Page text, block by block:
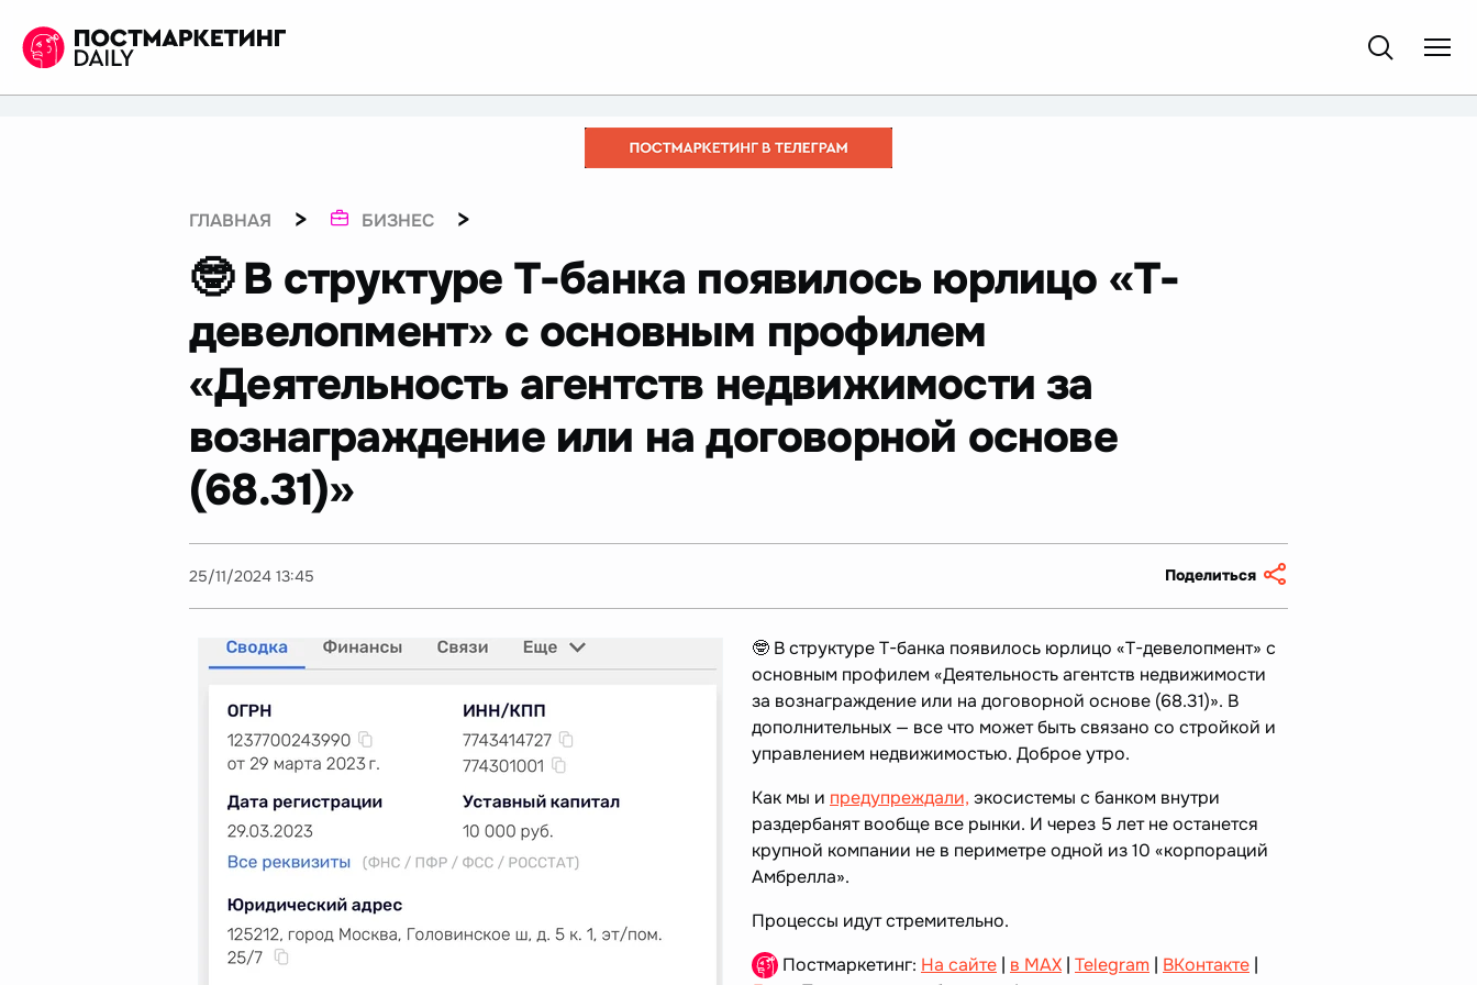
ГЛАВНАЯ > БИЗНЕС >
🤓 В структуре Т-банка появилось юрлицо «Т-
девелопмент» с основным профилем
«Деятельность агентств недвижимости за
вознаграждение или на договорной основе
(68.31)»
25/11/2024 13:45 Поделиться
🤓 В структуре Т-банка появилось юрлицо «Т-девелопмент» с
основным профилем «Деятельность агентств недвижимости
за вознаграждение или на договорной основе (68.31)». В
дополнительных — все что может быть связано со стройкой и
управлением недвижимостью. Доброе утро.
Как мы и предупреждали, экосистемы с банком внутри
раздербанят вообще все рынки. И через 5 лет не останется
крупной компании не в периметре одной из 10 «корпораций
Амбрелла».
Процессы идут стремительно.
Постмаркетинг: На сайте | в MAX | Telegram | ВКонтакте |